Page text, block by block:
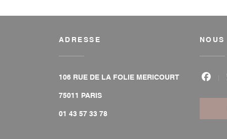
ADRESSE
106 RUE DE LA FOLIE MERICOURT
75011 PARIS((ouvre une nouvelle fenêtre))
01 43 57 33 78